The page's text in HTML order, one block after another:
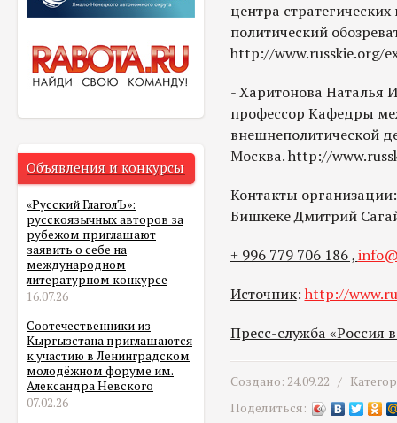
Объявления и конкурсы
«Русский ГлаголЪ»:
русскоязычных авторов за
рубежом приглашают
заявить о себе на
международном
литературном конкурсе
16.07.26
Соотечественники из
Кыргызстана приглашаются
к участию в Ленинградском
молодёжном форуме им.
Александра Невского
07.02.26
центра
политический
http://www.russkie.org/
- Харитонова Наталья
профессор Кафедры
внешнеполитической
Москва. http://
Контакты
Бишкеке Дмитрий
+ 996 779 706 186 ,
Источник: http://
Пресс-служба «Россия
Создано: 24.09.22 /
Поделиться: